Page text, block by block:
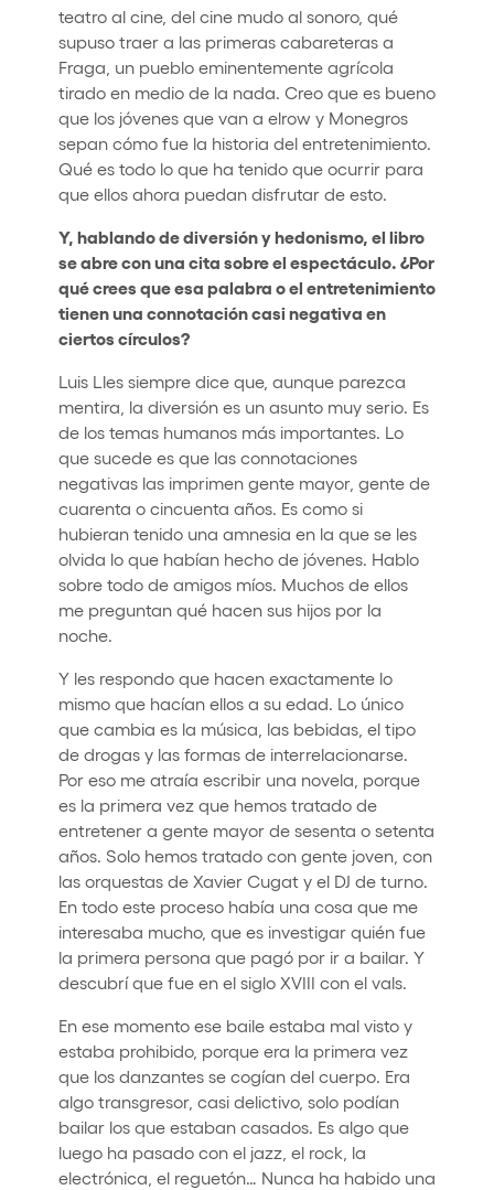
teatro al cine, del cine mudo al sonoro, qué
supuso traer a las primeras cabareteras a
Fraga, un pueblo eminentemente agrícola
tirado en medio de la nada. Creo que es bueno
que los jóvenes que van a elrow y Monegros
sepan cómo fue la historia del entretenimiento.
Qué es todo lo que ha tenido que ocurrir para
que ellos ahora puedan disfrutar de esto.
Y, hablando de diversión y hedonismo, el libro
se abre con una cita sobre el espectáculo. ¿Por
qué crees que esa palabra o el entretenimiento
tienen una connotación casi negativa en
ciertos círculos?
Luis Lles siempre dice que, aunque parezca
mentira, la diversión es un asunto muy serio. Es
de los temas humanos más importantes. Lo
que sucede es que las connotaciones
negativas las imprimen gente mayor, gente de
cuarenta o cincuenta años. Es como si
hubieran tenido una amnesia en la que se les
olvida lo que habían hecho de jóvenes. Hablo
sobre todo de amigos míos. Muchos de ellos
me preguntan qué hacen sus hijos por la
noche.
Y les respondo que hacen exactamente lo
mismo que hacían ellos a su edad. Lo único
que cambia es la música, las bebidas, el tipo
de drogas y las formas de interrelacionarse.
Por eso me atraía escribir una novela, porque
es la primera vez que hemos tratado de
entretener a gente mayor de sesenta o setenta
años. Solo hemos tratado con gente joven, con
las orquestas de Xavier Cugat y el DJ de turno.
En todo este proceso había una cosa que me
interesaba mucho, que es investigar quién fue
la primera persona que pagó por ir a bailar. Y
descubrí que fue en el siglo XVIII con el vals.
En ese momento ese baile estaba mal visto y
estaba prohibido, porque era la primera vez
que los danzantes se cogían del cuerpo. Era
algo transgresor, casi delictivo, solo podían
bailar los que estaban casados. Es algo que
luego ha pasado con el jazz, el rock, la
electrónica, el reguetón… Nunca ha habido una